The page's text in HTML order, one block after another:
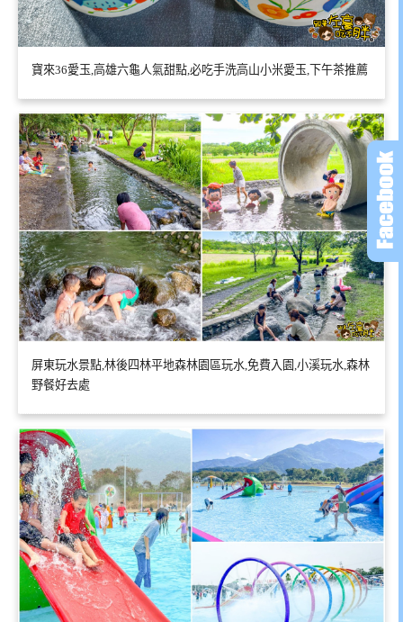
寶來36愛玉,高雄六龜人氣甜點,必吃手洗高山小米愛玉,下午茶推薦
屏東玩水景點,林後四林平地森林園區玩水,免費入園,小溪玩水,森林
野餐好去處